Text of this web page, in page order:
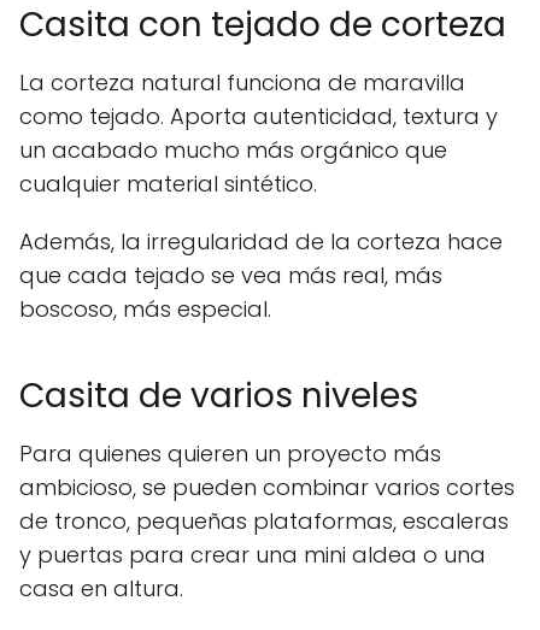
Casita con tejado de corteza
La corteza natural funciona de maravilla
como tejado. Aporta autenticidad, textura y
un acabado mucho más orgánico que
cualquier material sintético.
Además, la irregularidad de la corteza hace
que cada tejado se vea más real, más
boscoso, más especial.
Casita de varios niveles
Para quienes quieren un proyecto más
ambicioso, se pueden combinar varios cortes
de tronco, pequeñas plataformas, escaleras
y puertas para crear una mini aldea o una
casa en altura.